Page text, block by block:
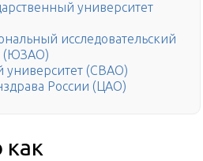
университет
исследовательский
(ЮЗАО)
университет (СВАО)
России (ЦАО)
как